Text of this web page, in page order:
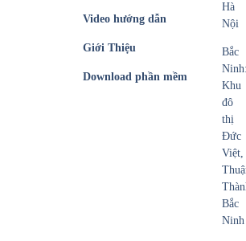
Video hướng dẫn
Giới Thiệu
Download phần mềm
Hà
Nội
Bắc
Khu
đô
thị
Đức
Việt,
Bắc
Ninh